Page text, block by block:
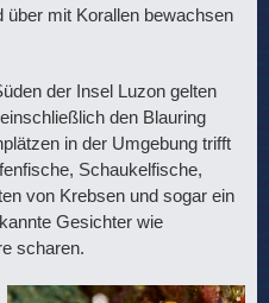
über mit Korallen bewachsen
der Insel Luzon gelten
den Blauring
in der Umgebung trifft
Schaukelfische,
von Krebsen und sogar ein
Gesichter wie
scharen.